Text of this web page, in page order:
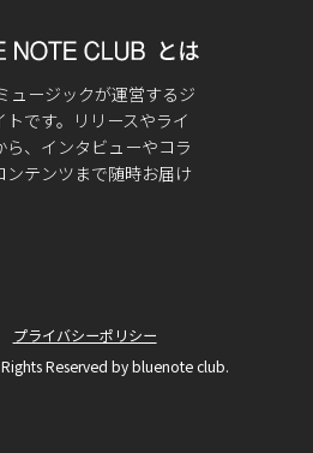
ュージックが運営するジ
トです。リリースやライ
ら、インタビューやコラ
ンテンツまで随時お届け
プライバシーポリシー
Reserved by bluenote club.